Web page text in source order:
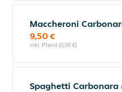
Maccheroni
9,50 €
inkl. Pfand (0,00 €)
Spaghetti Carbonara